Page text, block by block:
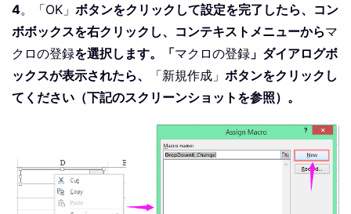
4。「OK」 ボタンをクリックして設定を完了したら、コン
ボボックスを右クリックし、コンテキストメニューからマ
クロの登録を選択します。「マクロの登録 」ダイアログボ
ックスが表示されたら、
「新規作成」 ボタンをクリックし
てください（下記のスクリーンショットを参照）。